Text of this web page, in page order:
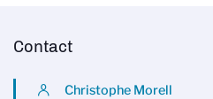
Contact
Christophe Morell